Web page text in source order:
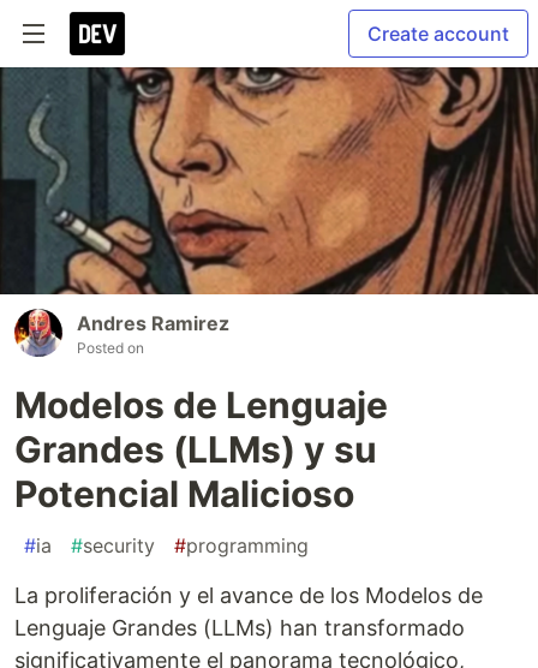
Create account
Andres Ramirez
Posted on
Modelos de Lenguaje
Grandes (LLMs) y su
Potencial Malicioso
#ia #security #programming
La proliferación y el avance de los Modelos de
Lenguaje Grandes (LLMs) han transformado
significativamente el panorama tecnológico,